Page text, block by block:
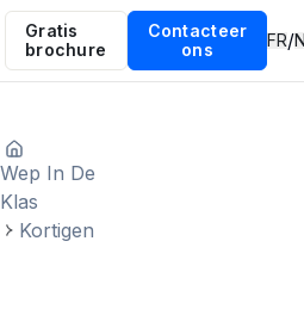
Gratis
brochure
Contacteer
ons
FR/
Wep In De
Klas
Kortigen